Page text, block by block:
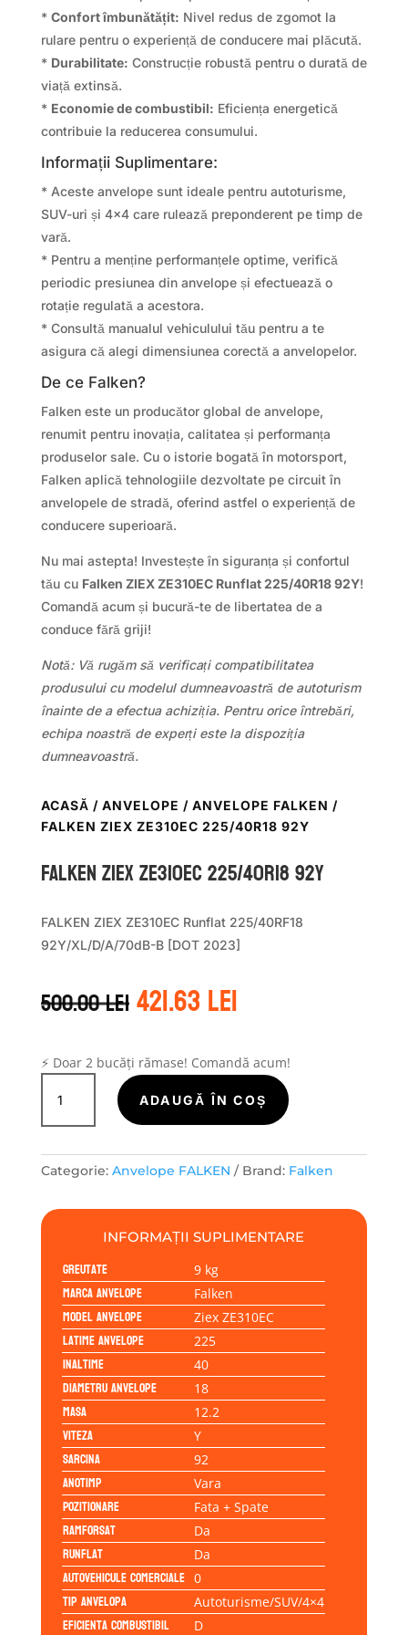
* Confort îmbunătățit: Nivel redus de zgomot la
rulare pentru o experiență de conducere mai plăcută.
* Durabilitate: Construcție robustă pentru o durată de
viață extinsă.
* Economie de combustibil: Eficiența energetică
contribuie la reducerea consumului.
Informații Suplimentare:
* Aceste anvelope sunt ideale pentru autoturisme,
SUV-uri și 4×4 care rulează preponderent pe timp de
vară.
* Pentru a menține performanțele optime, verifică
periodic presiunea din anvelope și efectuează o
rotație regulată a acestora.
* Consultă manualul vehiculului tău pentru a te
asigura că alegi dimensiunea corectă a anvelopelor.
De ce Falken?
Falken este un producător global de anvelope,
renumit pentru inovația, calitatea și performanța
produselor sale. Cu o istorie bogată în motorsport,
Falken aplică tehnologiile dezvoltate pe circuit în
anvelopele de stradă, oferind astfel o experiență de
conducere superioară.
Nu mai astepta! Investește în siguranța și confortul
tău cu Falken ZIEX ZE310EC Runflat 225/40R18 92Y!
Comandă acum și bucură-te de libertatea de a
conduce fără griji!
Notă: Vă rugăm să verificați compatibilitatea
produsului cu modelul dumneavoastră de autoturism
înainte de a efectua achiziția. Pentru orice întrebări,
echipa noastră de experți este la dispoziția
dumneavoastră.
ACASĂ / ANVELOPE / ANVELOPE FALKEN /
FALKEN ZIEX ZE310EC 225/40R18 92Y
Falken ZIEX ZE310EC 225/40R18 92Y
FALKEN ZIEX ZE310EC Runflat 225/40RF18
92Y/XL/D/A/70dB-B [DOT 2023]
500.00leiPrețul
inițial
fost:
500.00 lei.
421.63leiPrețul
curent
421.63 lei.
⚡ Doar 2 bucăți rămase! Comandă acum!
Cantitate
Falken
ZIEX
225/40R18
ADAUGĂ ÎN COȘ
Categorie: Anvelope FALKEN Brand: Falken
INFORMAȚII SUPLIMENTARE
Greutate 9 kg
Marca anvelope Falken
Model anvelope Ziex ZE310EC
Latime anvelope 225
Inaltime 40
Diametru anvelope 18
Masa 12.2
Viteza Y
Sarcina 92
Anotimp Vara
Pozitionare Fata + Spate
Ramforsat Da
Runflat Da
Autovehicule comerciale 0
Tip anvelopa Autoturisme/SUV/4×4
Eficienta Combustibil D